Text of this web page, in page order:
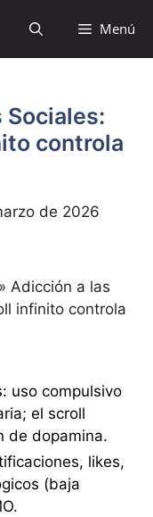
Menú
Sociales:
controla
de 2026
» Adicción a las
infinito controla
uso compulsivo
el scroll
de dopamina.
likes,
(baja